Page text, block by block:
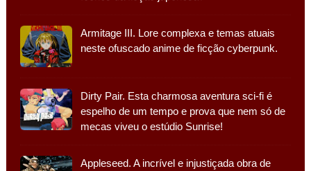
Armitage III. Lore complexa e temas atuais
neste ofuscado anime de ficção cyberpunk.
Dirty Pair. Esta charmosa aventura sci-fi é
espelho de um tempo e prova que nem só de
mecas viveu o estúdio Sunrise!
Appleseed. A incrível e injustiçada obra de